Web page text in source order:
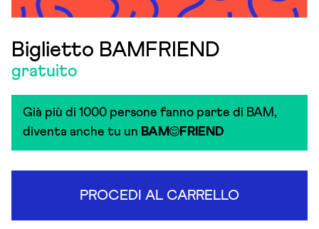
Biglietto BAMFRIEND
gratuito
Già più di 1000 persone fanno parte di BAM,
diventa anche tu un BAM FRIEND
PROCEDI AL CARRELLO